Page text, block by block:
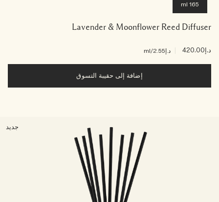
165 ml
Lavender & Moonflower Reed Diffuser
د.إ420.00 د.إ2.55 /ml
إضافة إلى حقيبة التسوق
جديد